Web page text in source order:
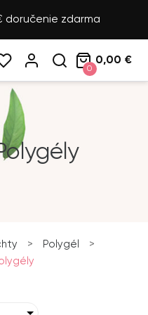
doručenie zdarma
0
0,00 €
> Polygél
>